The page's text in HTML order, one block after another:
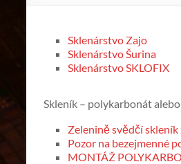
Sklenárstvo Zajo
Sklenárstvo Šurina
Sklenárstvo SKLOFIX
Skleník – polykarbonát
Zelenině svědčí
Pozor na bezejmenné
MONTÁŽ